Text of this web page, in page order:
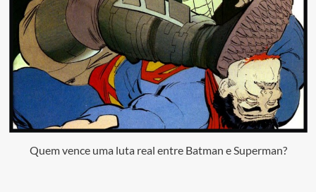
Quem vence uma luta real entre Batman e Superman?